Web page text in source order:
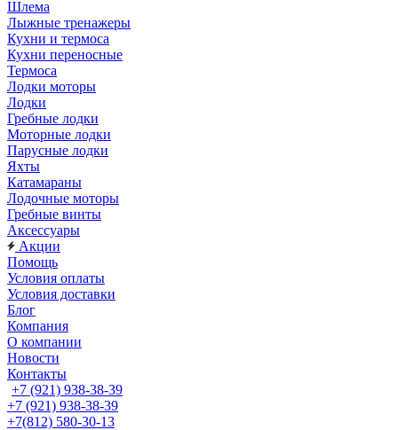
Шлема
Лыжные тренажеры
Кухни и термоса
Кухни переносные
Термоса
Лодки моторы
Лодки
Гребные лодки
Моторные лодки
Парусные лодки
Яхты
Катамараны
Лодочные моторы
Гребные винты
Аксессуары
Акции
Помощь
Условия оплаты
Условия доставки
Блог
Компания
О компании
Новости
Контакты
+7 (921) 938-38-39
+7 (921) 938-38-39
+7(812) 580-30-13